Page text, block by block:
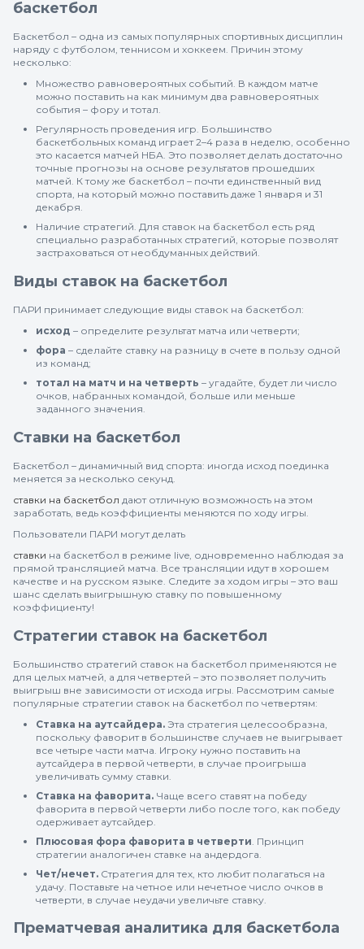
баскетбол
Баскетбол – одна из самых популярных спортивных дисциплин
наряду с футболом, теннисом и хоккеем. Причин этому
несколько:
Множество равновероятных событий. В каждом матче
можно поставить на как минимум два равновероятных
события – фору и тотал.
Регулярность проведения игр. Большинство
баскетбольных команд играет 2–4 раза в неделю, особенно
это касается матчей НБА. Это позволяет делать достаточно
точные прогнозы на основе результатов прошедших
матчей. К тому же баскетбол – почти единственный вид
спорта, на который можно поставить даже 1 января и 31
декабря.
Наличие стратегий. Для ставок на баскетбол есть ряд
специально разработанных стратегий, которые позволят
застраховаться от необдуманных действий.
Виды ставок на баскетбол
ПАРИ принимает следующие виды ставок на баскетбол:
исход – определите результат матча или четверти;
фора – сделайте ставку на разницу в счете в пользу одной
из команд;
тотал на матч и на четверть – угадайте, будет ли число
очков, набранных командой, больше или меньше
заданного значения.
Ставки на баскетбол
Баскетбол – динамичный вид спорта: иногда исход поединка
меняется за несколько секунд.
ставки на баскетбол дают отличную возможность на этом
заработать, ведь коэффициенты меняются по ходу игры.
Пользователи ПАРИ могут делать
ставки на баскетбол в режиме live, одновременно наблюдая за
прямой трансляцией матча. Все трансляции идут в хорошем
качестве и на русском языке. Следите за ходом игры – это ваш
шанс сделать выигрышную ставку по повышенному
коэффициенту!
Стратегии ставок на баскетбол
Большинство стратегий ставок на баскетбол применяются не
для целых матчей, а для четвертей – это позволяет получить
выигрыш вне зависимости от исхода игры. Рассмотрим самые
популярные стратегии ставок на баскетбол по четвертям:
Ставка на аутсайдера. Эта стратегия целесообразна,
поскольку фаворит в большинстве случаев не выигрывает
все четыре части матча. Игроку нужно поставить на
аутсайдера в первой четверти, в случае проигрыша
увеличивать сумму ставки.
Ставка на фаворита. Чаще всего ставят на победу
фаворита в первой четверти либо после того, как победу
одерживает аутсайдер.
Плюсовая фора фаворита в четверти . Принцип
стратегии аналогичен ставке на андердога.
Чет/нечет. Стратегия для тех, кто любит полагаться на
удачу. Поставьте на четное или нечетное число очков в
четверти, в случае неудачи увеличьте ставку.
Прематчевая аналитика для баскетбола